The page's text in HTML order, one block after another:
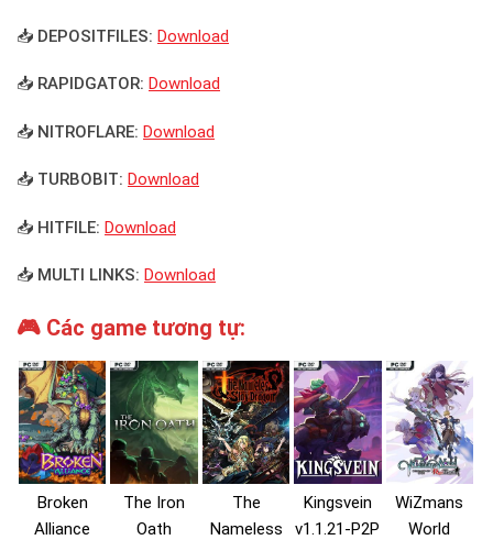
📥 DEPOSITFILES: Download
📥 RAPIDGATOR: Download
📥 NITROFLARE: Download
📥 TURBOBIT: Download
📥 HITFILE: Download
📥 MULTI LINKS: Download
🎮 Các game tương tự:
Broken
Alliance
The Iron
Oath
The
Nameless
Kingsvein
v1.1.21-P2P
WiZmans
World